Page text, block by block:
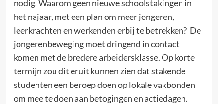
nodig. Waarom geen nieuwe schoolstakingen in
het najaar, met een plan om meer jongeren,
leerkrachten en werkenden erbij te betrekken? De
jongerenbeweging moet dringend in contact
komen met de bredere arbeidersklasse. Op korte
termijn zou dit eruit kunnen zien dat stakende
studenten een beroep doen op lokale vakbonden
om mee te doen aan betogingen en actiedagen.